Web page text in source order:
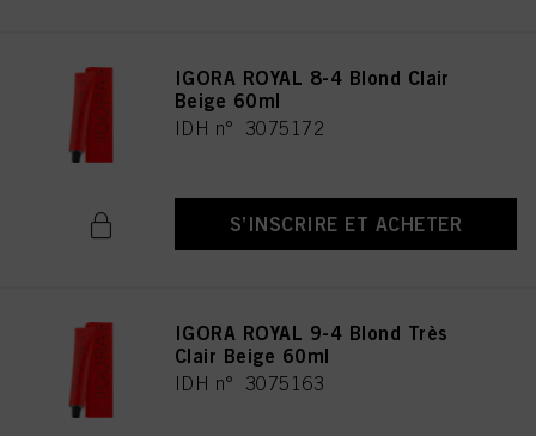
IGORA ROYAL 8-4 Blond Clair
Beige 60ml
IDH n° 3075172
S’INSCRIRE ET ACHETER
IGORA ROYAL 9-4 Blond Très
Clair Beige 60ml
IDH n° 3075163